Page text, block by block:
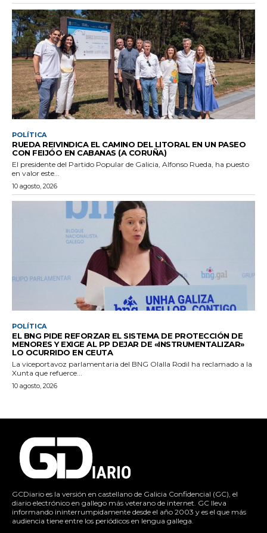
POLÍTICA
RUEDA REIVINDICA EL CAMINO DEL LITORAL EN UN PASEO
CON FEIJÓO EN CABANAS (A CORUÑA)
El presidente del Partido Popular de Galicia, Alfonso Rueda, ha puesto
en valor este...
10 agosto, 2026
POLÍTICA
EL BNG PIDE REFORZAR EL SISTEMA DE PROTECCIÓN DE
MENORES Y EXIGE AL PP DEJAR DE «INSTRUMENTALIZAR»
LO OCURRIDO EN CEUTA
La viceportavoz parlamentaria del BNG Olalla Rodil ha reclamado a la
Xunta que refuerce...
10 agosto, 2026
GCDiario es la versión en castellano de Galicia Confidencial (GC), el
diario electrónico en gallego más veterano de internet. GC lleva
informando ininterrumpidamente desde el año 2003 y es el que más
audiencia tiene entre los periódicos en lengua gallega.